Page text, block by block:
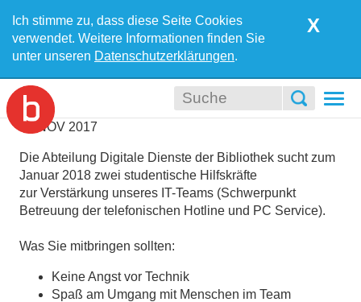
Ich stimme zu, dass diese Seite Cookies
verwendet. Weitere Informationen finden Sie
unter unseren Datenschutzerklärungen.
X
NOV 2017
Die Abteilung Digitale Dienste der Bibliothek sucht zum
Januar 2018 zwei studentische Hilfskräfte
zur Verstärkung unseres IT-Teams (Schwerpunkt
Betreuung der telefonischen Hotline und PC Service).
Was Sie mitbringen sollten:
Keine Angst vor Technik
Spaß am Umgang mit Menschen im Team